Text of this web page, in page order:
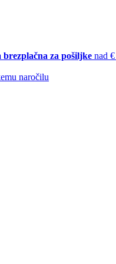
za pošiljke nad
naročilu